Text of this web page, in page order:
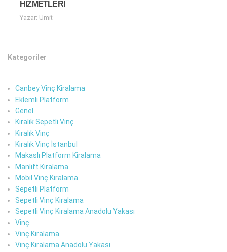
HIZMETLERI
Yazar: Umit
Kategoriler
Canbey Vinç Kiralama
Eklemli Platform
Genel
Kiralık Sepetli Vinç
Kiralık Vinç
Kiralık Vinç İstanbul
Makaslı Platform Kiralama
Manlift Kiralama
Mobil Vinç Kiralama
Sepetli Platform
Sepetli Vinç Kiralama
Sepetli Vinç Kiralama Anadolu Yakası
Vinç
Vinç Kiralama
Vinç Kiralama Anadolu Yakası